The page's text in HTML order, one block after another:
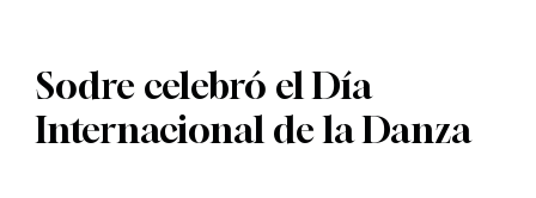
Sodre celebró el Día
Internacional de la Danza